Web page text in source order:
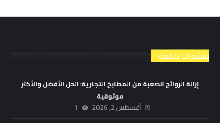
منشورات شائعة
إزالة الروائح الصعبة من المطابخ التجارية: الحل الأفضل والأكثر
موثوقية
أغسطس 2, 2026 1